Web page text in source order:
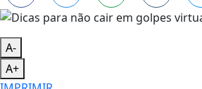
A-
A+